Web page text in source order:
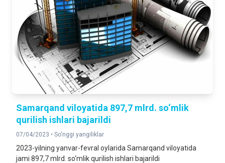
Samarqand viloyatida 897,7 mlrd. so‘mlik
qurilish ishlari bajarildi
07/04/2023 • So‘nggi yangiliklar
2023-yilning yanvar-fevral oylarida Samarqand viloyatida
jami 897,7 mlrd. so‘mlik qurilish ishlari bajarildi